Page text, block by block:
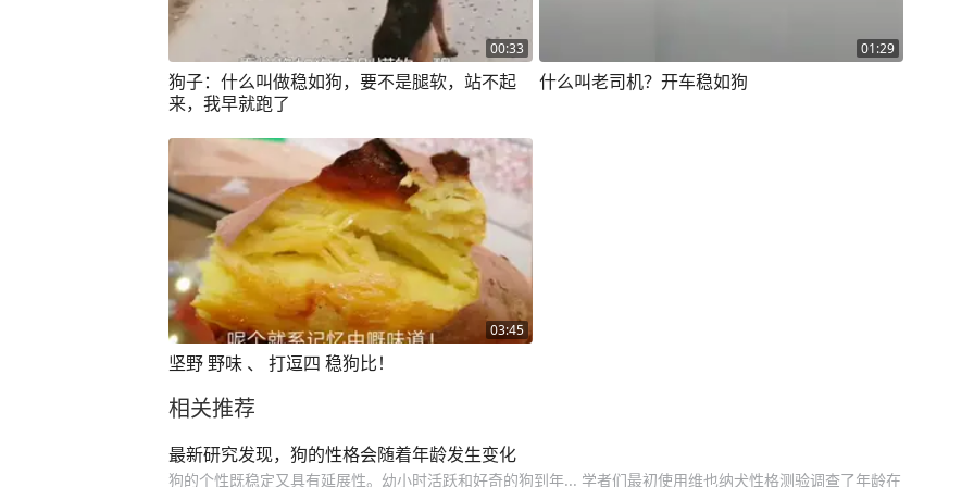
00:33
狗子：什么叫做稳如狗，要不是腿软，站不起
来，我早就跑了
01:29
什么叫老司机？开车稳如狗
03:45
坚野 野味 、 打逗四 稳狗比！
相关推荐
最新研究发现，狗的性格会随着年龄发生变化
狗的个性既稳定又具有延展性。幼小时活跃和好奇的狗到年... 学者们最初使用维也纳犬性格测验调查了年龄在